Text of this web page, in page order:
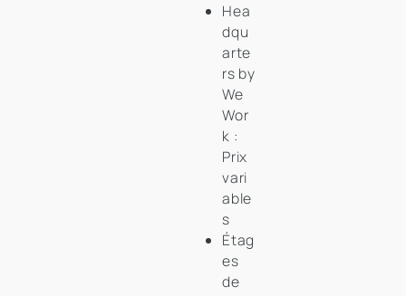
Hea
dqu
arte
rs by
We
Wor
k :
Prix
vari
able
s
Étag
es
de